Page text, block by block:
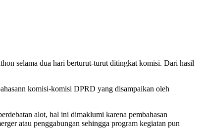
selama dua hari berturut-turut ditingkat komisi. Dari hasil
komisi-komisi DPRD yang disampaikan oleh
alot, hal ini dimaklumi karena pembahasan
atau penggabungan sehingga program kegiatan pun